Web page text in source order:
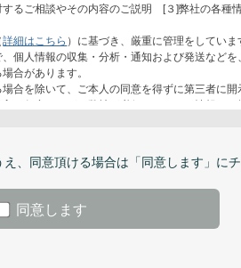
るご相談やその内容のご説明 [３]弊社の各種
詳細はこちら ）に基づき、厳重に管理をしていま
個人情報の収集・分析・通知および発送などを
合があります。
合を除いて、ご本人の同意を得ずに第三者に開
たは削除を希望される場合は、ご本人であるこ
させていただきます。個人情報に関するお問い
webmarketing@ill.co.jp
、同意頂ける場合は「同意します」に
同意します